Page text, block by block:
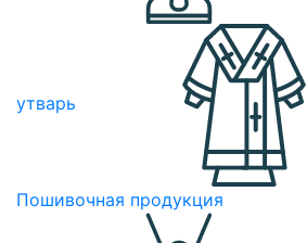
утварь
Пошивочная продукция